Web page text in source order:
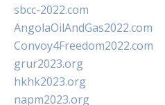
sbcc-2022.com
AngolaOilAndGas2022.com
Convoy4Freedom2022.com
grur2023.org
hkhk2023.org
napm2023.org